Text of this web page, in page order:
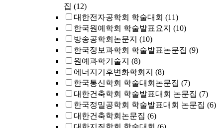
집 (12)
대한전자공학회 학술대회 (11)
한국원예학회 학술발표요지 (10)
방송공학회논문지 (10)
한국정보과학회 학술발표논문집 (9)
원예과학기술지 (8)
에너지기후변화학회지 (8)
한국통신학회 학술대회논문집 (7)
대한건축학회 학술발표대회 논문집 (7)
한국정밀공학회 학술발표대회 논문집 (6)
대한건축학회논문집 (6)